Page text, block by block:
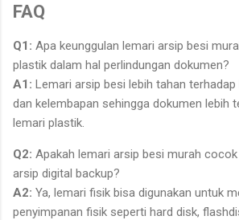
FAQ
Q1: Apa keunggulan lemari arsip besi
plastik dalam hal perlindungan dokumen?
A1: Lemari arsip besi lebih tahan terhadap
dan kelembapan sehingga dokumen lebih
lemari plastik.
Q2: Apakah lemari arsip besi murah
arsip digital backup?
A2: Ya, lemari fisik bisa digunakan untuk
penyimpanan fisik seperti hard disk,